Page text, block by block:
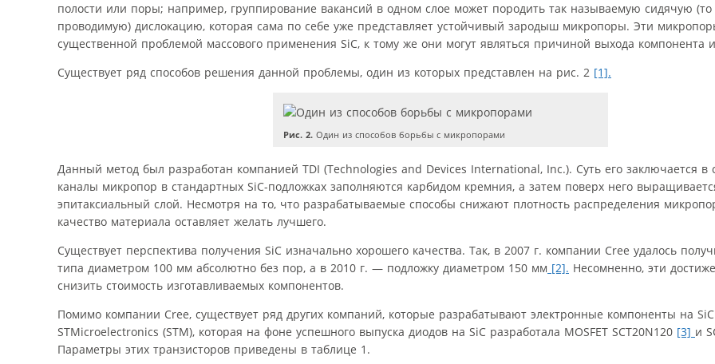
полости или поры; например, группирование вакансий в одном слое может породить так называемую сидячую (то
проводимую) дислокацию, которая сама по себе уже представляет устойчивый зародыш микропоры. Эти
существенной проблемой массового применения SiC, к тому же они могут являться причиной выхода компонента
Существует ряд способов решения данной проблемы, один из которых представлен на рис. 2 [1].
Рис. 2. Один из способов борьбы с микропорами
Данный метод был разработан компанией TDI (Technologies and Devices International, Inc.). Суть его заключается
каналы микропор в стандартных SiC-подложках заполняются карбидом кремния, а затем поверх него
эпитаксиальный слой. Несмотря на то, что разрабатываемые способы снижают плотность распределения
качество материала оставляет желать лучшего.
Существует перспектива получения SiC изначально хорошего качества. Так, в 2007 г. компании Cree удалось
типа диаметром 100 мм абсолютно без пор, а в 2010 г. — подложку диаметром 150 мм [2]. Несомненно, эти
снизить стоимость изготавливаемых компонентов.
Помимо компании Cree, существует ряд других компаний, которые разрабатывают электронные компоненты на
STMicroelectronics (STM), которая на фоне успешного выпуска диодов на SiC разработала MOSFET SCT20N120 [3] и
Параметры этих транзисторов приведены в таблице 1.